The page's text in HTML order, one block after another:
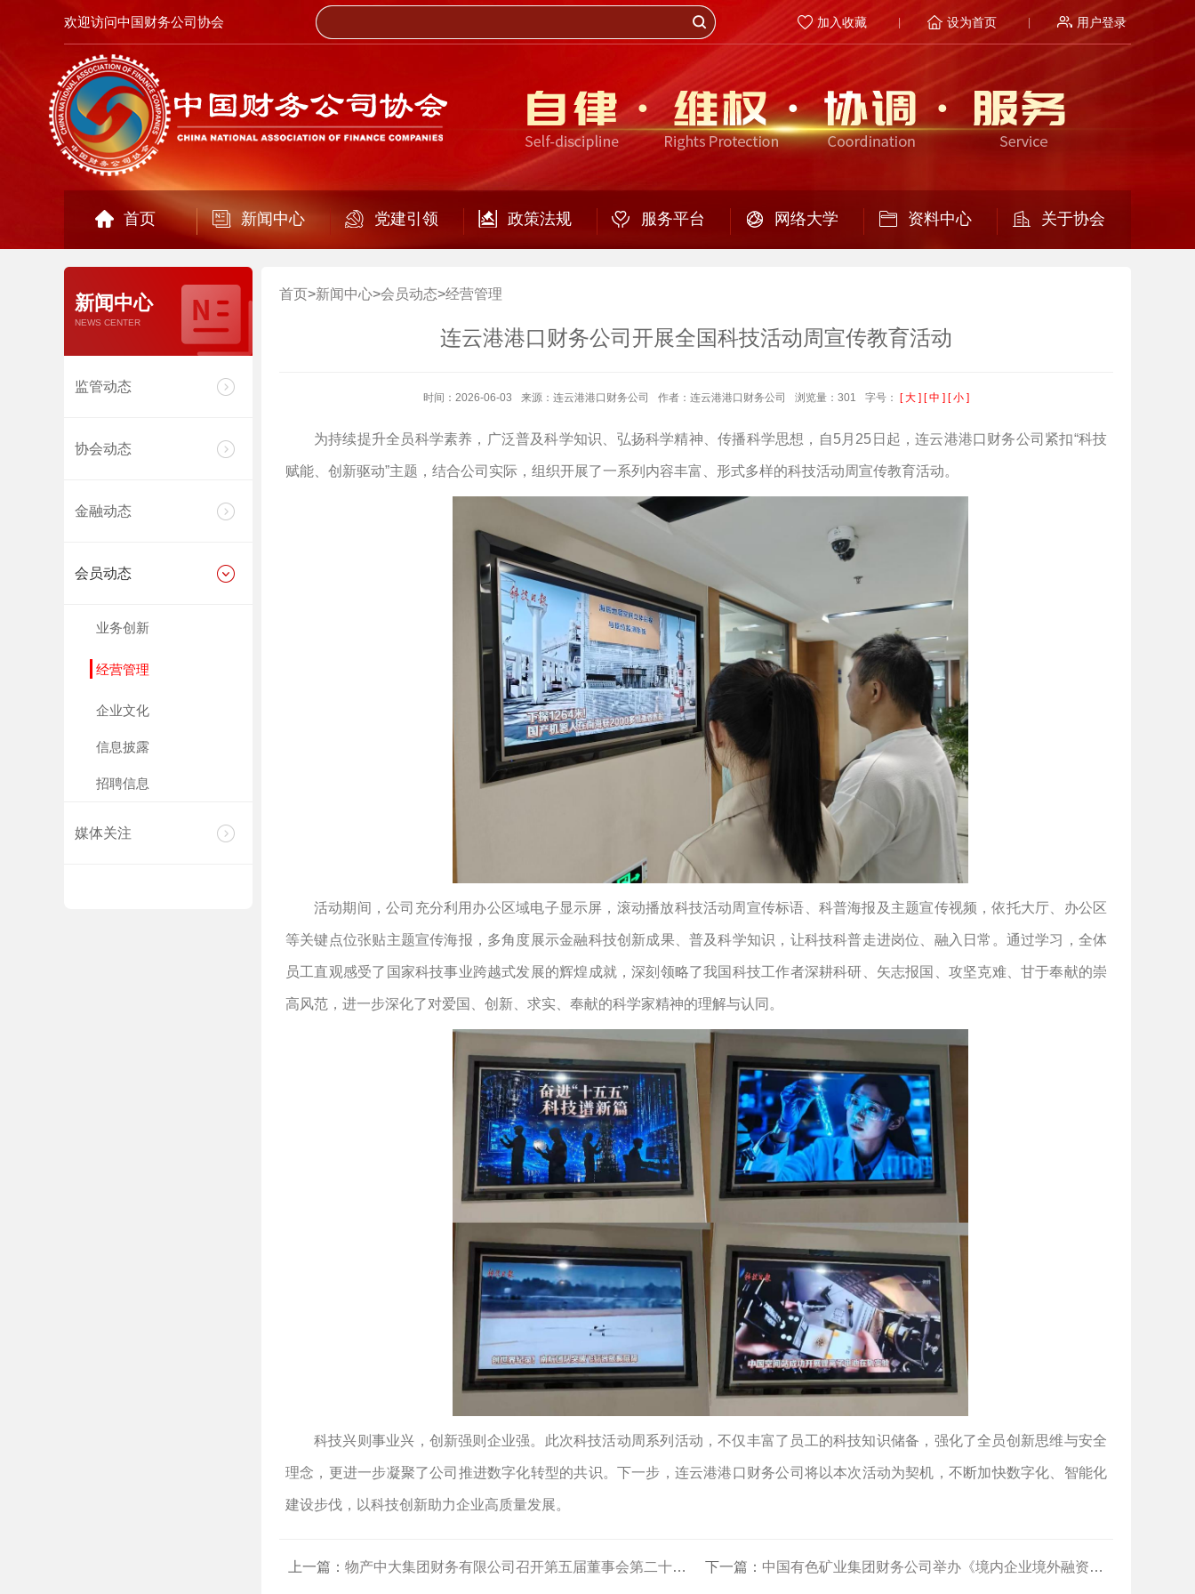
欢迎访问中国财务公司协会 加入收藏 设为首页 用户登录
首页 新闻中心 党建引领 政策法规 服务平台 网络大学 资料中心 关于协会
新闻中心
NEWS CENTER
监管动态
协会动态
金融动态
会员动态
业务创新
经营管理
企业文化
信息披露
招聘信息
媒体关注
首页>新闻中心>会员动态>经营管理
连云港港口财务公司开展全国科技活动周宣传教育活动
时间：2026-06-03 来源：连云港港口财务公司 作者：连云港港口财务公司 浏览量：301 字号： [ 大 ] [ 中 ] [ 小 ]
为持续提升全员科学素养，广泛普及科学知识、弘扬科学精神、传播科学思想，自5月25日起，连云港港口财务公司紧扣“科技
赋能、创新驱动”主题，结合公司实际，组织开展了一系列内容丰富、形式多样的科技活动周宣传教育活动。
活动期间，公司充分利用办公区域电子显示屏，滚动播放科技活动周宣传标语、科普海报及主题宣传视频，依托大厅、办公区
等关键点位张贴主题宣传海报，多角度展示金融科技创新成果、普及科学知识，让科技科普走进岗位、融入日常。通过学习，全体
员工直观感受了国家科技事业跨越式发展的辉煌成就，深刻领略了我国科技工作者深耕科研、矢志报国、攻坚克难、甘于奉献的崇
高风范，进一步深化了对爱国、创新、求实、奉献的科学家精神的理解与认同。
科技兴则事业兴，创新强则企业强。此次科技活动周系列活动，不仅丰富了员工的科技知识储备，强化了全员创新思维与安全
理念，更进一步凝聚了公司推进数字化转型的共识。下一步，连云港港口财务公司将以本次活动为契机，不断加快数字化、智能化
建设步伐，以科技创新助力企业高质量发展。
上一篇： 物产中大集团财务有限公司召开第五届董事会第二十三次会议 下一篇： 中国有色矿业集团财务公司举办《境内企业境外融资介绍》《新出台职务犯罪司法解释的实务要点与合规应对》专题法律培训